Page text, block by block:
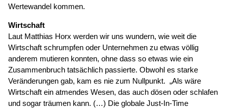
Wertewandel kommen.
Wirtschaft
Laut Matthias Horx werden wir uns wundern, wie weit die
Wirtschaft schrumpfen oder Unternehmen zu etwas völlig
anderem mutieren konnten, ohne dass so etwas wie ein
Zusammenbruch tatsächlich passierte. Obwohl es starke
Veränderungen gab, kam es nie zum Nullpunkt. „Als wäre
Wirtschaft ein atmendes Wesen, das auch dösen oder schlafen
und sogar träumen kann. (…) Die globale Just-In-Time